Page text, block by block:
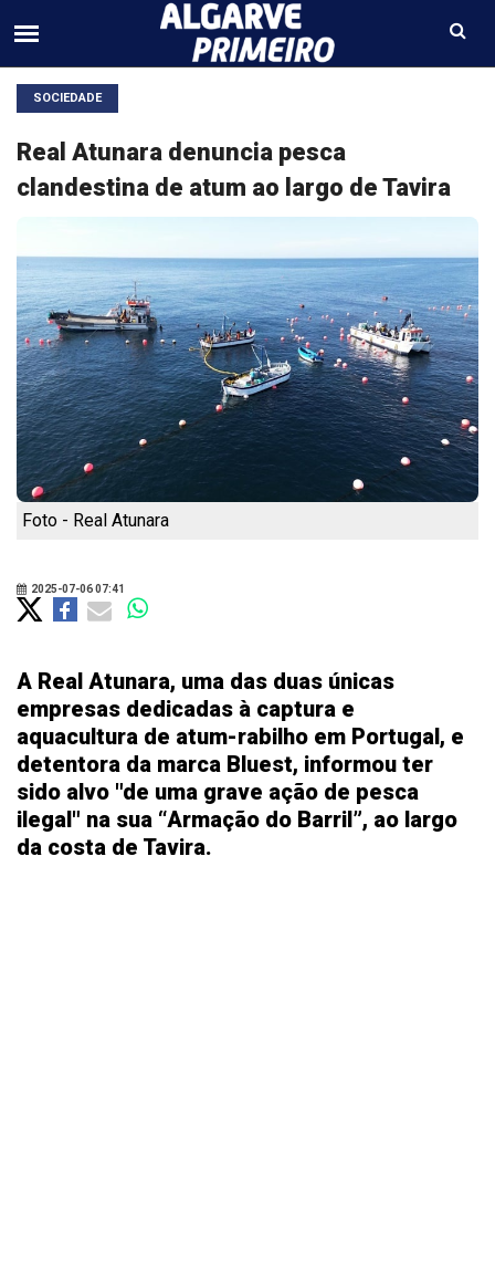
SOCIEDADE
Real Atunara denuncia pesca
clandestina de atum ao largo de Tavira
Foto - Real Atunara
2025-07-06 07:41
A Real Atunara, uma das duas únicas
empresas dedicadas à captura e
aquacultura de atum-rabilho em Portugal, e
detentora da marca Bluest, informou ter
sido alvo "de uma grave ação de pesca
ilegal" na sua “Armação do Barril”, ao largo
da costa de Tavira.